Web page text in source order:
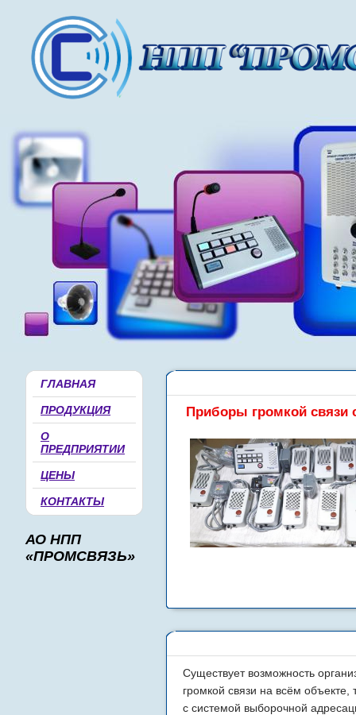
ГЛАВНАЯ
ПРОДУКЦИЯ
О
ПРЕДПРИЯТИИ
ЦЕНЫ
КОНТАКТЫ
АО НПП
«ПРОМСВЯЗЬ»
•
•
•
•
Приборы громкой связи
•
•Существует возможность
громкой связи на всём объекте,
с системой выборочной